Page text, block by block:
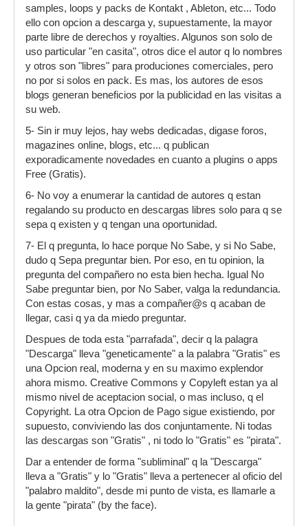
samples, loops y packs de Kontakt , Ableton, etc... Todo
ello con opcion a descarga y, supuestamente, la mayor
parte libre de derechos y royalties. Algunos son solo de
uso particular "en casita", otros dice el autor q lo nombres
y otros son "libres" para produciones comerciales, pero
no por si solos en pack. Es mas, los autores de esos
blogs generan beneficios por la publicidad en las visitas a
su web.
5- Sin ir muy lejos, hay webs dedicadas, digase foros,
magazines online, blogs, etc... q publican
exporadicamente novedades en cuanto a plugins o apps
Free (Gratis).
6- No voy a enumerar la cantidad de autores q estan
regalando su producto en descargas libres solo para q se
sepa q existen y q tengan una oportunidad.
7- El q pregunta, lo hace porque No Sabe, y si No Sabe,
dudo q Sepa preguntar bien. Por eso, en tu opinion, la
pregunta del compañero no esta bien hecha. Igual No
Sabe preguntar bien, por No Saber, valga la redundancia.
Con estas cosas, y mas a compañer@s q acaban de
llegar, casi q ya da miedo preguntar.
Despues de toda esta "parrafada", decir q la palagra
"Descarga" lleva "geneticamente" a la palabra "Gratis" es
una Opcion real, moderna y en su maximo explendor
ahora mismo. Creative Commons y Copyleft estan ya al
mismo nivel de aceptacion social, o mas incluso, q el
Copyright. La otra Opcion de Pago sigue existiendo, por
supuesto, conviviendo las dos conjuntamente. Ni todas
las descargas son "Gratis" , ni todo lo "Gratis" es "pirata".
Dar a entender de forma "subliminal" q la "Descarga"
lleva a "Gratis" y lo "Gratis" lleva a pertenecer al oficio del
"palabro maldito", desde mi punto de vista, es llamarle a
la gente "pirata" (by the face).